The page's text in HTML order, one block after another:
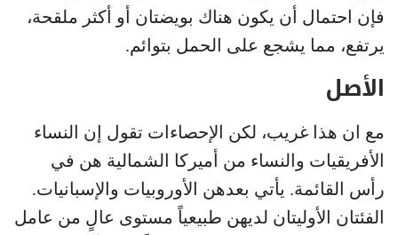
فإن احتمال أن يكون هناك بويضتان أو أكثر ملقحة،
يرتفع، مما يشجع على الحمل بتوائم.
الأصل
مع ان هذا غريب، لكن الإحصاءات تقول إن النساء
الأفريقيات والنساء من أميركا الشمالية هن في
رأس القائمة. يأتي بعدهن الأوروبيات والإسبانيات.
الفئتان الأوليتان لديهن طبيعياً مستوى عالٍ من عامل